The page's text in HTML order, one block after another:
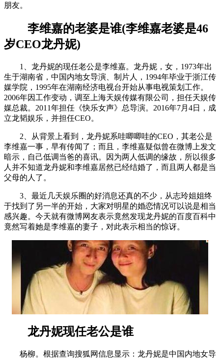
朋友。
李维嘉的老婆是谁(李维嘉老婆是46
岁CEO龙丹妮)
1、龙丹妮的现任老公是李维嘉。龙丹妮，女，1973年出
生于湖南省，中国内地女导演、制片人，1994年毕业于浙江传
媒学院，1995年在湖南经济电视台开始从事电视策划工作。
2006年因工作变动，调至上海天娱传媒有限公司，担任天娱传
媒总裁。2011年担任《快乐女声》总导演。2016年7月4日，成
立龙韬娱乐，并担任CEO。
2、从背景上看到，龙丹妮系哇唧唧哇的CEO，其老公是
李维嘉一事，早有传闻了；而且，李维嘉疑似曾在微博上发文
暗示，自己低调当爸的喜讯。因为两人低调的缘故，所以很多
人并不知道龙丹妮和李维嘉居然已经结婚了，而且两人都是当
父母的人了。
3、最近几天娱乐圈的好消息还真的不少，从志玲姐姐终
于找到了另一半的开始，大家对明星的婚恋情况可以说是相当
感兴趣。今天就有微博网友表示竟然发现龙丹妮的百度百科中
竟然写着她是李维嘉的妻子，对此表示相当的惊讶。
龙丹妮现任老公是谁
杨柳。根据查询搜狐网信息显示：龙丹妮是中国内地女导